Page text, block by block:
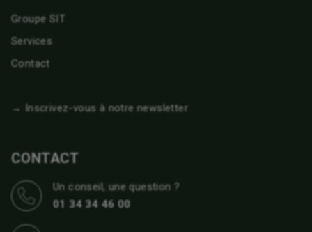
Groupe SIT
Services
Contact
→ Inscrivez-vous à notre newsletter
CONTACT
Un conseil, une question ?
01 34 34 46 00